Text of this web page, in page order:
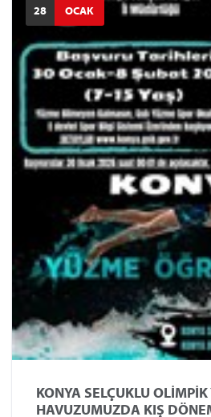
28 OCAK
KONYA SELÇUKLU
HAVUZUMUZDA KIŞ